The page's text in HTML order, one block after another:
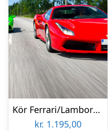
Kör Ferrari/Lamborghini
kr. 1.195,00